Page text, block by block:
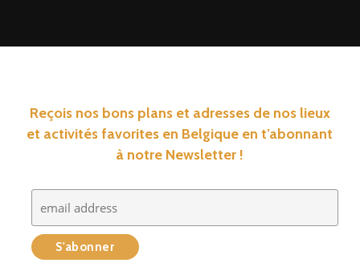
Reçois nos bons plans et adresses de nos lieux
et activités favorites en Belgique en t’abonnant
à notre Newsletter !